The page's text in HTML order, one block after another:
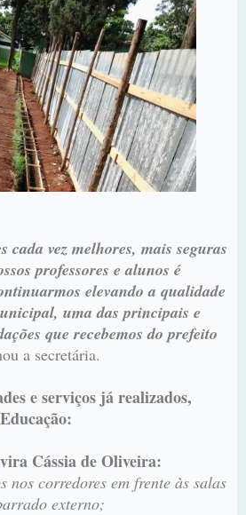
cada vez melhores, mais seguras
professores e alunos é
elevando a qualidade
uma das principais e
que recebemos do prefeito
a secretária.
e serviços já realizados,
Cássia de Oliveira:
nos corredores em frente às salas
externo;